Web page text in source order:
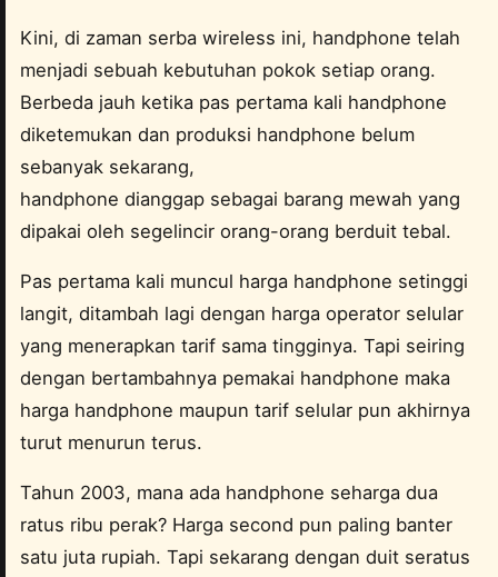
Kini, di zaman serba wireless ini, handphone telah
menjadi sebuah kebutuhan pokok setiap orang.
Berbeda jauh ketika pas pertama kali handphone
diketemukan dan produksi handphone belum
sebanyak sekarang,
handphone dianggap sebagai barang mewah yang
dipakai oleh segelincir orang-orang berduit tebal.
Pas pertama kali muncul harga handphone setinggi
langit, ditambah lagi dengan harga operator selular
yang menerapkan tarif sama tingginya. Tapi seiring
dengan bertambahnya pemakai handphone maka
harga handphone maupun tarif selular pun akhirnya
turut menurun terus.
Tahun 2003, mana ada handphone seharga dua
ratus ribu perak? Harga second pun paling banter
satu juta rupiah. Tapi sekarang dengan duit seratus